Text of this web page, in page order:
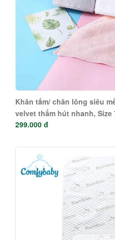
Khăn tắm/ chăn lông siêu
velvet thấm hút nhanh,
KT03
299.000 đ